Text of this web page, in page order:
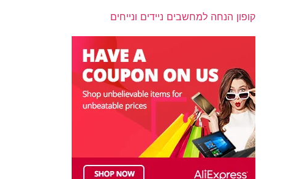
קופון הנחה למחשבים ניידים ונייחים